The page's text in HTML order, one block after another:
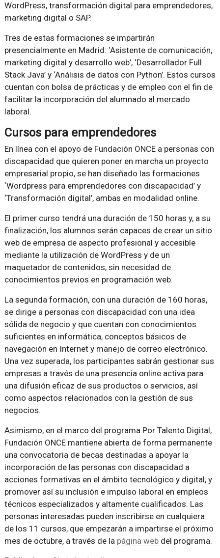
WordPress, transformación digital para emprendedores,
marketing digital o SAP.
Tres de estas formaciones se impartirán
presencialmente en Madrid: ‘Asistente de comunicación,
marketing digital y desarrollo web’, ‘Desarrollador Full
Stack Java’ y ‘Análisis de datos con Python’. Estos cursos
cuentan con bolsa de prácticas y de empleo con el fin de
facilitar la incorporación del alumnado al mercado
laboral.
Cursos para emprendedores
En línea con el apoyo de Fundación ONCE a personas con
discapacidad que quieren poner en marcha un proyecto
empresarial propio, se han diseñado las formaciones
‘Wordpress para emprendedores con discapacidad’ y
‘Transformación digital’, ambas en modalidad online.
El primer curso tendrá una duración de 150 horas y, a su
finalización, los alumnos serán capaces de crear un sitio
web de empresa de aspecto profesional y accesible
mediante la utilización de WordPress y de un
maquetador de contenidos, sin necesidad de
conocimientos previos en programación web.
La segunda formación, con una duración de 160 horas,
se dirige a personas con discapacidad con una idea
sólida de negocio y que cuentan con conocimientos
suficientes en informática, conceptos básicos de
navegación en Internet y manejo de correo electrónico.
Una vez superada, los participantes sabrán gestionar sus
empresas a través de una presencia online activa para
una difusión eficaz de sus productos o servicios, así
como aspectos relacionados con la gestión de sus
negocios.
Asimismo, en el marco del programa Por Talento Digital,
Fundación ONCE mantiene abierta de forma permanente
una convocatoria de becas destinadas a apoyar la
incorporación de las personas con discapacidad a
acciones formativas en el ámbito tecnológico y digital, y
promover así su inclusión e impulso laboral en empleos
técnicos especializados y altamente cualificados. Las
personas interesadas pueden inscribirse en cualquiera
de los 11 cursos, que empezarán a impartirse el próximo
mes de octubre, a través de la página webdel programa.